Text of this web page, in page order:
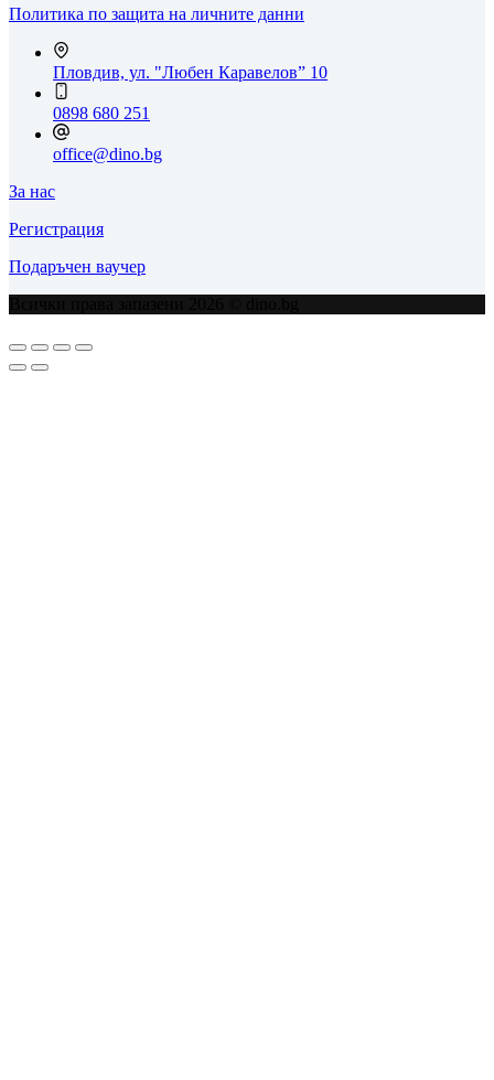
Политика по защита на личните данни
Пловдив, ул. "Любен Каравелов” 10
0898 680 251
office@dino.bg
За нас
Регистрация
Подаръчен ваучер